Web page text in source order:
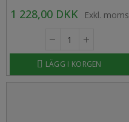
1 228,00 DKK Exkl. moms
LÄGG I KORGEN